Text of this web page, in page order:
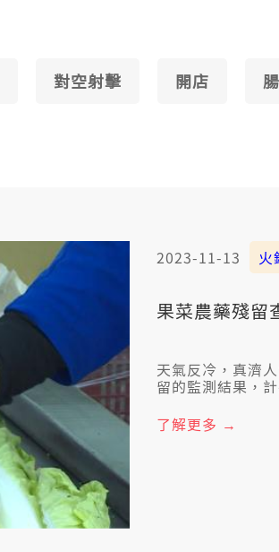
對空射擊 開店
2023-11-13 火
果菜農藥殘留
天氣反冷，真濟
留的監測結果，
了解更多 →